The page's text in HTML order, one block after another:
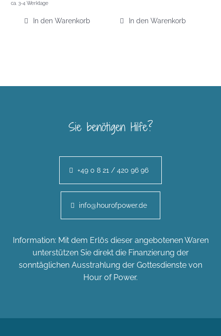
ca. 3-4 Werktage
In den Warenkorb In den Warenkorb
Sie benötigen Hilfe?
+49 0 8 21 / 420 96 96
info@hourofpower.de
Information: Mit dem Erlös dieser angebotenen Waren
unterstützen Sie direkt die Finanzierung der
sonntäglichen Ausstrahlung der Gottesdienste von
Hour of Power.